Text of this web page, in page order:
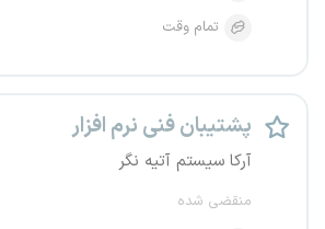
تمام وقت
پشتیبان فنی نرم افزار
آرکا سیستم آتیه نگر
منقضی شده